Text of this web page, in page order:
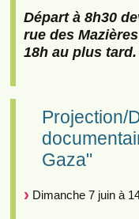
Départ à 8h30
rue des
18h au plus tard.
Projection/
Gaza"
Dimanche 7 juin à